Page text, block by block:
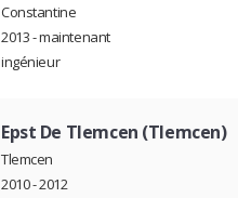
Constantine
2013 - maintenant
ingénieur
Epst De Tlemcen (Tlemcen)
Tlemcen
2010 - 2012